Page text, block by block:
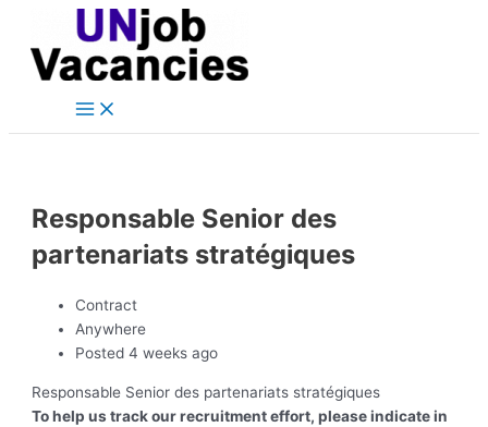
content
Main
Responsable Senior des
partenariats stratégiques
Contract
Anywhere
Posted 4 weeks ago
Responsable Senior des partenariats stratégiques
To help us track our recruitment effort, please indicate in
navigation